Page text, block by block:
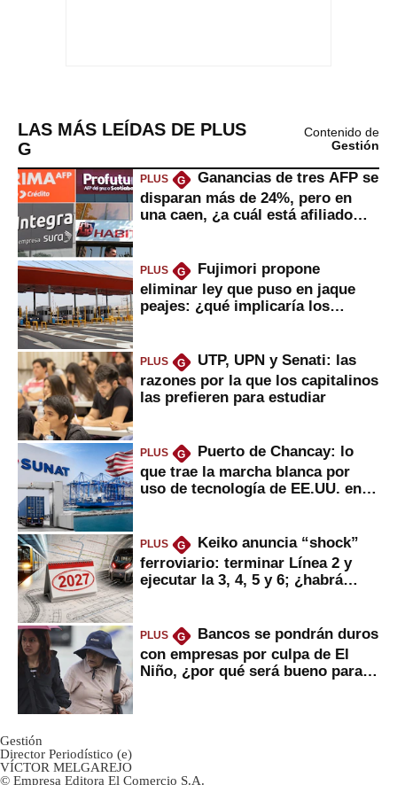
LAS MÁS LEÍDAS DE PLUS
G
Contenido de
Gestión
PLUS G
Ganancias de tres AFP se
disparan más de 24%, pero en
una caen, ¿a cuál está afiliado
PLUS G
Fujimori propone
eliminar ley que puso en jaque
peajes: ¿qué implicaría los
PLUS G
UTP, UPN y Senati: las
razones por la que los capitalinos
las prefieren para estudiar
PLUS G
Puerto de Chancay: lo
que trae la marcha blanca por
uso de tecnología de EE.UU. en
PLUS G
Keiko anuncia “shock”
ferroviario: terminar Línea 2 y
ejecutar la 3, 4, 5 y 6; ¿habrá
PLUS G
Bancos se pondrán duros
con empresas por culpa de El
Niño, ¿por qué será bueno para
Gestión
Director Periodístico (e)
VÍCTOR MELGAREJO
© Empresa Editora El Comercio S.A.